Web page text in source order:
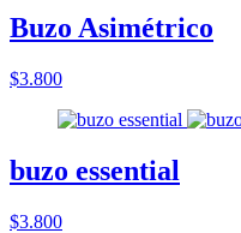
Buzo Asimétrico
$3.800
buzo essential
$3.800